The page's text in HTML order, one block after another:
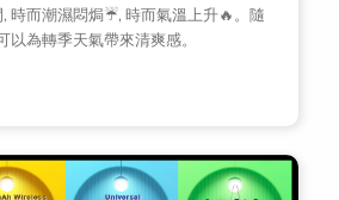
時而潮濕悶焗☔️, 時而氣溫上升🔥。隨
以為轉季天氣帶來清爽感。